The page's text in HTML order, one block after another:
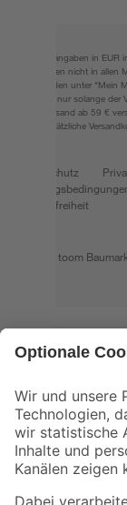
Alle Preisangaben in
Umständen nicht in allen
sich auf den unter "Mein
Produkte nur solange der
*Paketversand ab 59 €
fallen zusätzliche
Datenschutz
Barrierefreiheit
© 2026 toom